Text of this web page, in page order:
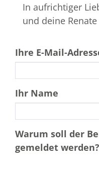
In aufrichtiger
und deine Renate
Ihre E-Mail-
Ihr Name
Warum soll der
gemeldet werden?